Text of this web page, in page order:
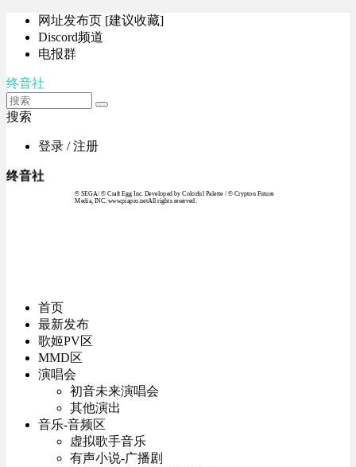
网址发布页 [建议收藏]
Discord频道
电报群
终音社
搜索
登录 / 注册
终音社
© SEGA / © Craft Egg Inc. Developed by Colorful Palette / © Crypton Future
Media, INC. www.piapro.netAll rights reserved.
首页
最新发布
歌姬PV区
MMD区
演唱会
初音未来演唱会
其他演出
音乐-音频区
虚拟歌手音乐
有声小说-广播剧